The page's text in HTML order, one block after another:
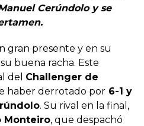
Cerúndolo y se
gran presente y en su
buena racha. Este
del Challenger de
haber derrotado por6-1 y
. Su rival en la final,
Monteiro, que despachó